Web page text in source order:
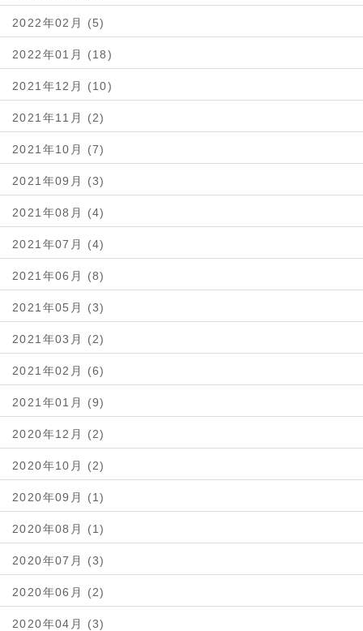
2022年02月 (5)
2022年01月 (18)
2021年12月 (10)
2021年11月 (2)
2021年10月 (7)
2021年09月 (3)
2021年08月 (4)
2021年07月 (4)
2021年06月 (8)
2021年05月 (3)
2021年03月 (2)
2021年02月 (6)
2021年01月 (9)
2020年12月 (2)
2020年10月 (2)
2020年09月 (1)
2020年08月 (1)
2020年07月 (3)
2020年06月 (2)
2020年04月 (3)